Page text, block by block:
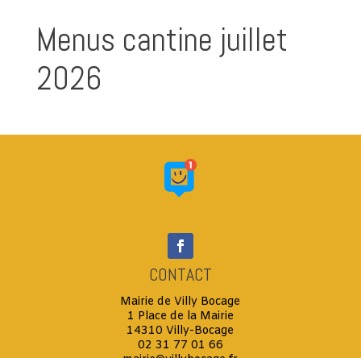
Menus cantine juillet
2026
CONTACT
Mairie de Villy Bocage
1 Place de la Mairie
14310 Villy-Bocage
02 31 77 01 66